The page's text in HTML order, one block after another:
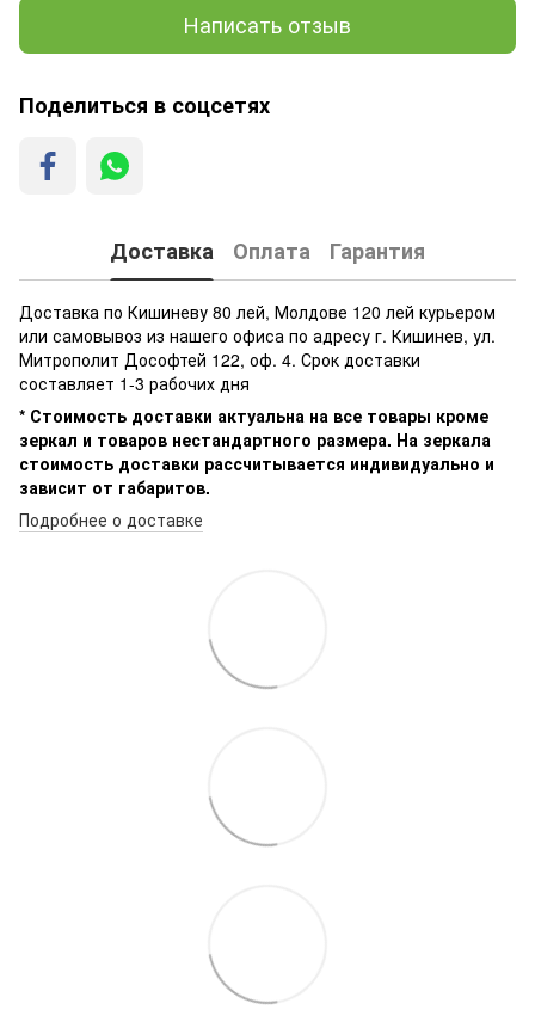
Написать отзыв
Поделиться в соцсетях
Доставка Оплата Гарантия
Доставка по Кишиневу 80 лей, Молдове 120 лей курьером
или самовывоз из нашего офиса по адресу г. Кишинев, ул.
Митрополит Дософтей 122, оф. 4. Срок доставки
составляет 1-3 рабочих дня
* Стоимость доставки актуальна на все товары кроме
зеркал и товаров нестандартного размера. На зеркала
стоимость доставки рассчитывается индивидуально и
зависит от габаритов.
Подробнее о доставке